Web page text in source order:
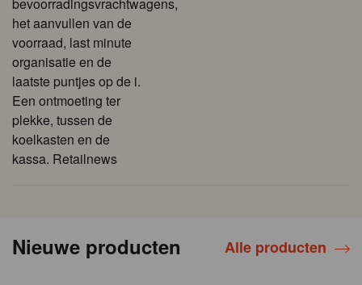
het aanvullen van de
voorraad, last minute
organisatie en de
laatste puntjes op de i.
Een ontmoeting ter
plekke, tussen de
koelkasten en de
kassa. Retailnews
Nieuwe producten Alle producten